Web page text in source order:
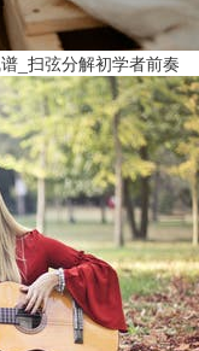
_扫弦分解初学者前奏